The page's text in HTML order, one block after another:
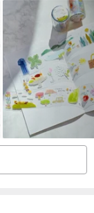
brighter,
a more layered
product; the
or incomplete,